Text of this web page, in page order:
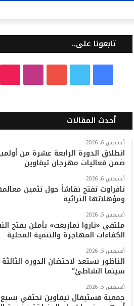
تابعونا على..
س
ب
و
ك
ي
ت
ر
ت
ي
و
س
ت
ق
ا
k
T
o
أحدث المقالات
أغسطس 6, 2026
انطلاق الدورة الرابعة عشرة من
ضمن فعاليات مهرجان تيفاوين
أغسطس 6, 2026
تافراوت تفتح نقاشاً حول تثمين
ومؤهلاتها التراثية
أغسطس 5, 2026
ملتقى «تاروا تمازيغت» بأملن يفتح
الكفاءات المهاجرة والتنمية المحلية
أغسطس 5, 2026
الناظور تستعد لاحتضان الدورة
سينما الشاطئ”
أغسطس 5, 2026
جمعية فستيفال تيفاوين تحتفي